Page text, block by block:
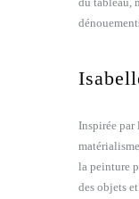
Inspirée par
la peinture
des objets